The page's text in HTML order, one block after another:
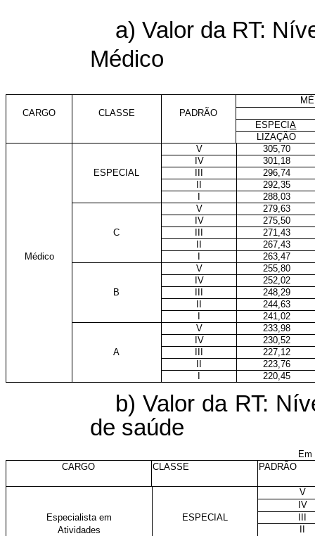
a) Valor da RT:
Médico
CARGO
CLASSE
PADRÃO
ESPECIA
LIZAÇÃO
V
305,70
IV
301,18
ESPECIAL
296,74
292,35
288,03
V
279,63
IV
275,50
C
271,43
267,43
Médico
263,47
V
255,80
IV
252,02
B
248,29
244,63
241,02
V
233,98
IV
230,52
A
227,12
223,76
220,45
b) Valor da RT:
de saúde
Em
CARGO
CLASSE PADRÃO
V
IV
Especialista em
ESPECIAL
Atividades